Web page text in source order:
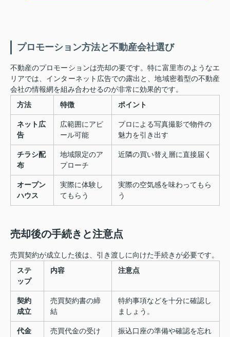
プロモーション方法と不動産会社選び
不動産のプロモーションは売却の要です。特に富里市のようなエ
リアでは、インターネット広告での露出と、地域密着型の不動産
会社の情報網を組み合わせるのが非常に効果的です。
方法
特徴 ポイント
ネット広
告
広範囲にアピ
ール可能
プロによる写真撮影で物件の
魅力を引き出す
チラシ配
布
地域限定のア
プローチ
近隣の買い替え層に直接届く
オープン
ハウス
実際に体験し
てもらう
実際の空気感を味わってもら
う
売却後の手続きと注意点
売買契約が成立した後は、引き渡しに向けた手続きが必要です。
ステ
ップ
内容 注意点
契約
成立
売買契約書の締
結
特約事項などを十分に確認し
ましょう。
代金
売買代金の受け
振込口座の準備や確認を忘れ